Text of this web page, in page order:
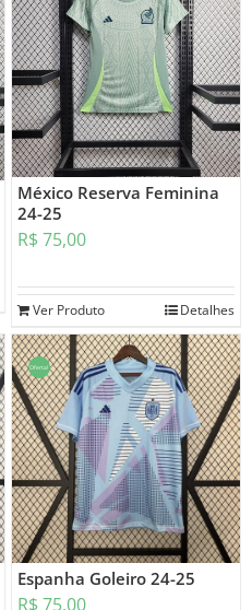
México Reserva Feminina
24-25
R$ 75,00
Ver Produto Detalhes
Oferta!
Espanha Goleiro 24-25
R$ 75,00